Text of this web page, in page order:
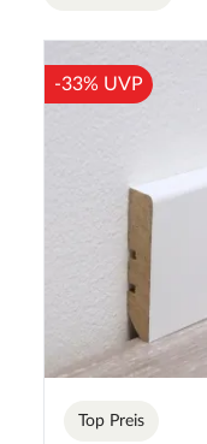
-33% UVP
Top Preis